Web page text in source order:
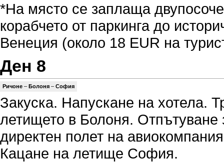
*На място се заплаща
корабчето от паркинга до
Венеция (около 18 EUR на
Ден 8
Ричоне – Болоня – София
Закуска. Напускане на хотела.
летището в Болоня. Отпътуване
директен полет на
Кацане на летище София.